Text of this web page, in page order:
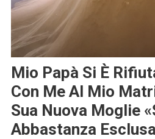
Mio Papà Si È
Con Me Al Mio
Sua Nuova Moglie
Abbastanza